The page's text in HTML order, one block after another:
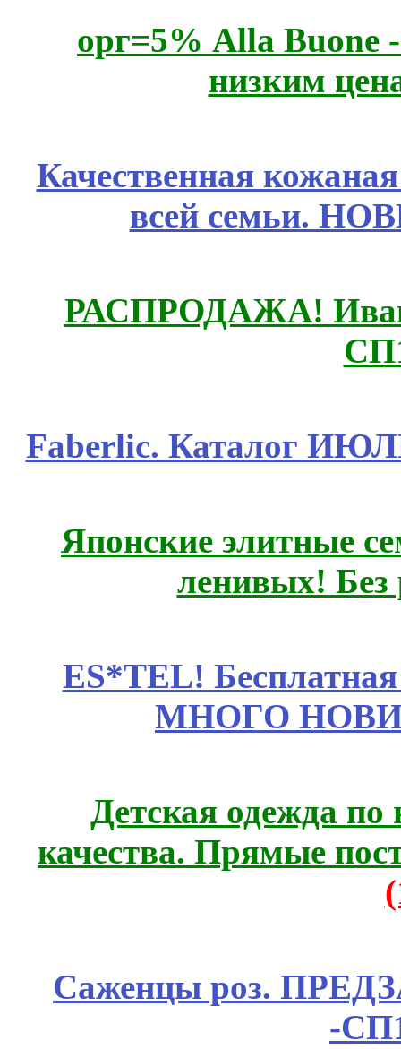
орг=5% Alla Buone
низким
Качественная
всей семьи.
РАСПРОДАЖА!
Faberlic. Каталог
Японские элитные
ленивых!
ES*TEL!
МНОГО
Детская одежда
качества. Прямые
Саженцы роз.
-